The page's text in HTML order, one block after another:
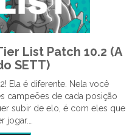
List Patch 10.2 (A
SETT)
Ela é diferente. Nela você
campeões de cada posição
subir de elo, é com eles que
jogar.…